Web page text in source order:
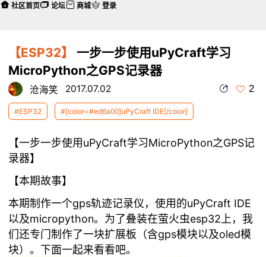
【ESP32】
一步一步使用uPyCraft学习
MicroPython之GPS记录器
沧海笑 2017.07.02 2
#ESP32 #[color=#ed6a00]uPyCraft IDE[/color]
【一步一步使用uPyCraft学习MicroPython之GPS记
录器】
【本期故事】
本期制作一个gps轨迹记录仪，使用的uPyCraft IDE
以及micropython。为了叠装在萤火虫esp32上，我
们还专门制作了一块扩展板（含gps模块以及oled模
块）。下面一起来看看吧。
社区首页 论坛 商城 登录